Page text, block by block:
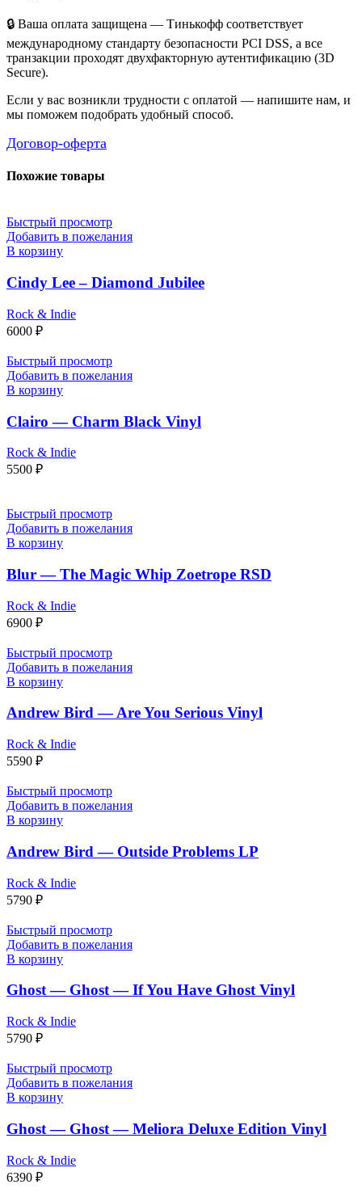
🔒 Ваша оплата защищена — Тинькофф соответствует
международному стандарту безопасности PCI DSS, а все
транзакции проходят двухфакторную аутентификацию (3D
Secure).
Если у вас возникли трудности с оплатой — напишите нам, и
мы поможем подобрать удобный способ.
Договор-оферта
Похожие товары
Быстрый просмотр
Добавить в пожелания
В корзину
Cindy Lee – Diamond Jubilee
Rock & Indie
6000 ₽
Быстрый просмотр
Добавить в пожелания
В корзину
Clairo — Charm Black Vinyl
Rock & Indie
5500 ₽
Быстрый просмотр
Добавить в пожелания
В корзину
Blur — The Magic Whip Zoetrope RSD
Rock & Indie
6900 ₽
Быстрый просмотр
Добавить в пожелания
В корзину
Andrew Bird — Are You Serious Vinyl
Rock & Indie
5590 ₽
Быстрый просмотр
Добавить в пожелания
В корзину
Andrew Bird — Outside Problems LP
Rock & Indie
5790 ₽
Быстрый просмотр
Добавить в пожелания
В корзину
Ghost — Ghost — If You Have Ghost Vinyl
Rock & Indie
5790 ₽
Быстрый просмотр
Добавить в пожелания
В корзину
Ghost — Ghost — Meliora Deluxe Edition Vinyl
Rock & Indie
6390 ₽